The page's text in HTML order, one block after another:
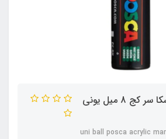
ماژیک اکریلیک پوسکا سر کج 8 میل یونی
uni ball posca acrylic